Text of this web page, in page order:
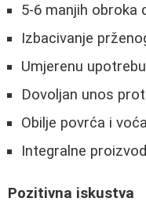
5-6 manjih obroka
Izbacivanje
Umjerenu
Dovoljan unos
Obilje povrća i
Integralne
Pozitivna iskustva